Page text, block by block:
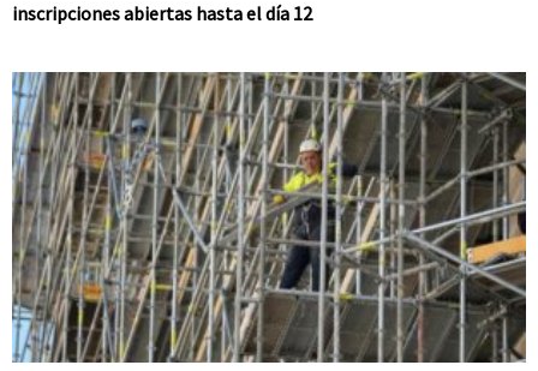
inscripciones abiertas hasta el día 12